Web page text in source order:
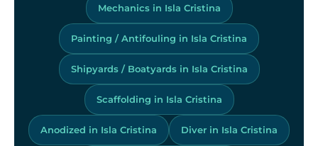
Mechanics in Isla Cristina
Painting / Antifouling in Isla Cristina
Shipyards / Boatyards in Isla Cristina
Scaffolding in Isla Cristina
Anodized in Isla Cristina Diver in Isla Cristina